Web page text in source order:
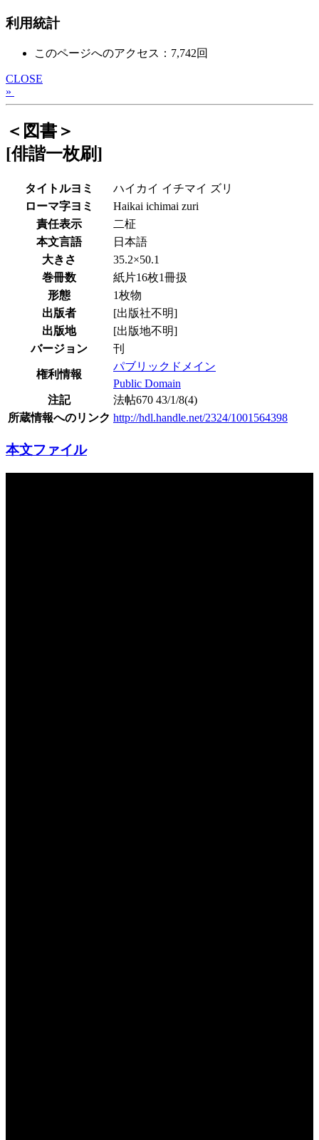
利用統計
このページへのアクセス：7,742回
CLOSE
»
＜図書＞
[俳諧一枚刷]
タイトルヨミ
ハイカイ イチマイ ズリ
ローマ字ヨミ
Haikai ichimai zuri
責任表示
二柾
本文言語
日本語
大きさ
35.2×50.1
巻冊数
紙片16枚1冊扱
形態
1枚物
出版者
[出版社不明]
出版地
[出版地不明]
バージョン
刊
権利情報
パブリックドメイン
Public Domain
注記
法帖670 43/1/8(4)
所蔵情報へのリンク http://hdl.handle.net/2324/1001564398
本文ファイル